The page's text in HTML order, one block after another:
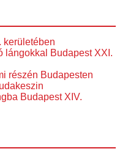
kerületében
lángokkal Budapest XXI.
részén Budapesten
Budapest XIV.